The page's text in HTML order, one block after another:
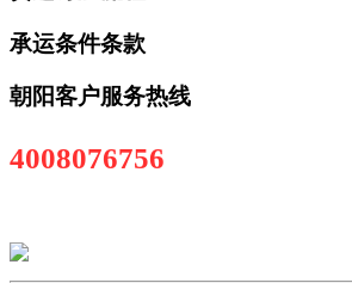
承运条件条款
朝阳客户服务热线
4008076756